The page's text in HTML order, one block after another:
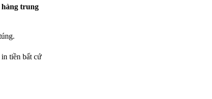
hàng trung
tiền bất cứ